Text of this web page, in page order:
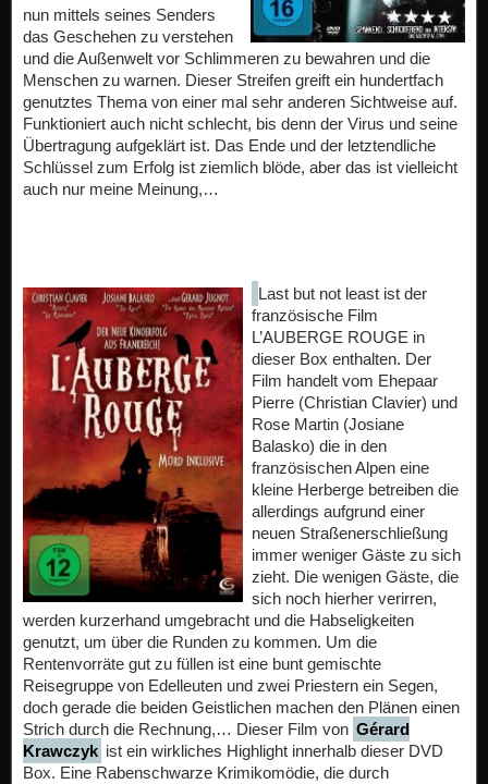
nun mittels seines Senders
das Geschehen zu verstehen
und die Außenwelt vor Schlimmeren zu bewahren und die
Menschen zu warnen. Dieser Streifen greift ein hundertfach
genutztes Thema von einer mal sehr anderen Sichtweise auf.
Funktioniert auch nicht schlecht, bis denn der Virus und seine
Übertragung aufgeklärt ist. Das Ende und der letztendliche
Schlüssel zum Erfolg ist ziemlich blöde, aber das ist vielleicht
auch nur meine Meinung,…
Last but not least ist der
französische Film
L’AUBERGE ROUGE in
dieser Box enthalten. Der
Film handelt vom Ehepaar
Pierre (Christian Clavier) und
Rose Martin (Josiane
Balasko) die in den
französischen Alpen eine
kleine Herberge betreiben die
allerdings aufgrund einer
neuen Straßenerschließung
immer weniger Gäste zu sich
zieht. Die wenigen Gäste, die
sich noch hierher verirren,
werden kurzerhand umgebracht und die Habseligkeiten
genutzt, um über die Runden zu kommen. Um die
Rentenvorräte gut zu füllen ist eine bunt gemischte
Reisegruppe von Edelleuten und zwei Priestern ein Segen,
doch gerade die beiden Geistlichen machen den Plänen einen
Strich durch die Rechnung,… Dieser Film von Gérard
Krawczyk ist ein wirkliches Highlight innerhalb dieser DVD
Box. Eine Rabenschwarze Krimikomödie, die durch